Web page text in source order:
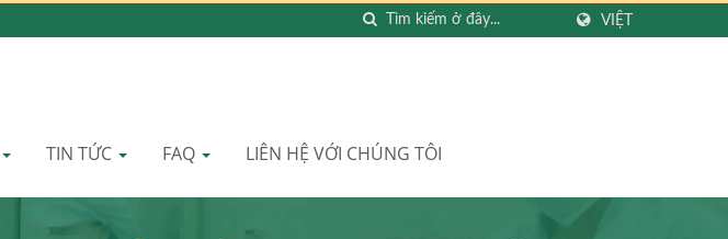
VIỆT
TIN TỨC FAQ LIÊN HỆ VỚI CHÚNG TÔI